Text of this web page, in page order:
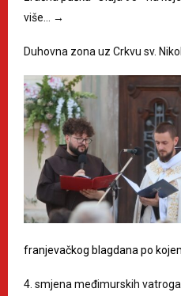
više… →
Duhovna zona uz Crkvu sv.
franjevačkog blagdana po
4. smjena međimurskih